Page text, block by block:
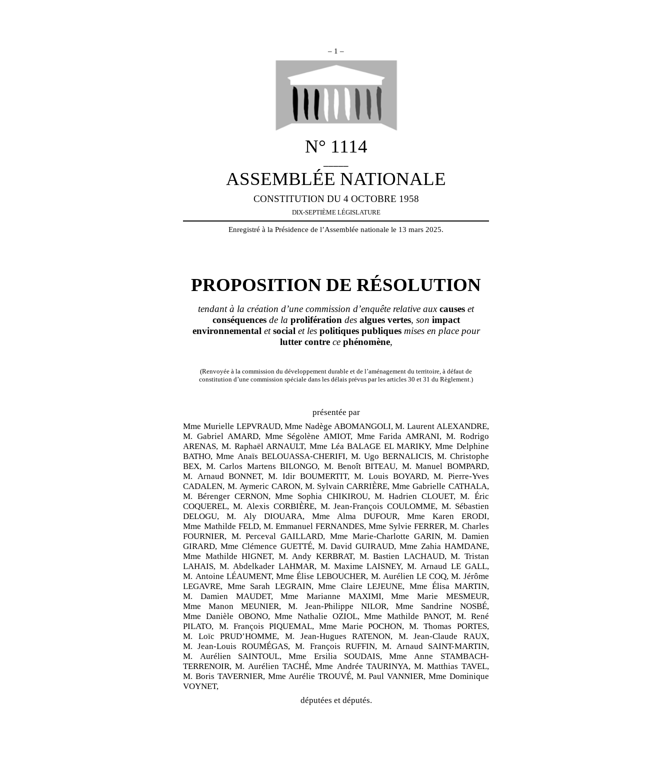
– 1 –
N° 1114
ASSEMBLÉE NATIONALE
CONSTITUTION DU 4 OCTOBRE 1958
DIX-SEPTIÈME LÉGISLATURE
Enregistré à la Présidence de l’Assemblée nationale le 13 mars 2025.
PROPOSITION DE RÉSOLUTION
tendant à la création d’une commission d’enquête relative auxcauses et
conséquencesde la proliférationdes algues vertes, son impact
environnementaletsocialet les politiques publiquesmises en place pour
lutter contrece phénomène,
(Renvoyée à la commission du développement durable et de l’aménagement du territoire, à défaut de
constitution d’une commission spéciale dans les délais prévus par les articles 30 et 31 du Règlement.)
présentée par
Mme Murielle LEPVRAUD, Mme Nadège ABOMANGOLI, M. Laurent ALEXANDRE,
M. Gabriel AMARD, Mme Ségolène AMIOT, Mme Farida AMRANI, M. Rodrigo
ARENAS, M. Raphaël ARNAULT, Mme Léa BALAGE EL MARIKY, Mme Delphine
BATHO, Mme Anaïs BELOUASSA-CHERIFI, M. Ugo BERNALICIS, M. Christophe
BEX, M. Carlos Martens BILONGO, M. Benoît BITEAU, M. Manuel BOMPARD,
M. Arnaud BONNET, M. Idir BOUMERTIT, M. Louis BOYARD, M. Pierre-Yves
CADALEN, M. Aymeric CARON, M. Sylvain CARRIÈRE, Mme Gabrielle CATHALA,
M. Bérenger CERNON, Mme Sophia CHIKIROU, M. Hadrien CLOUET, M. Éric
COQUEREL, M. Alexis CORBIÈRE, M. Jean-François COULOMME, M. Sébastien
DELOGU, M. Aly DIOUARA, Mme Alma DUFOUR, Mme Karen ERODI,
Mme Mathilde FELD, M. Emmanuel FERNANDES, Mme Sylvie FERRER, M. Charles
FOURNIER, M. Perceval GAILLARD, Mme Marie-Charlotte GARIN, M. Damien
GIRARD, Mme Clémence GUETTÉ, M. David GUIRAUD, Mme Zahia HAMDANE,
Mme Mathilde HIGNET, M. Andy KERBRAT, M. Bastien LACHAUD, M. Tristan
LAHAIS, M. Abdelkader LAHMAR, M. Maxime LAISNEY, M. Arnaud LE GALL,
M. Antoine LÉAUMENT, Mme Élise LEBOUCHER, M. Aurélien LE COQ, M. Jérôme
LEGAVRE, Mme Sarah LEGRAIN, Mme Claire LEJEUNE, Mme Élisa MARTIN,
M. Damien MAUDET, Mme Marianne MAXIMI, Mme Marie MESMEUR,
Mme Manon MEUNIER, M. Jean-Philippe NILOR, Mme Sandrine NOSBÉ,
Mme Danièle OBONO, Mme Nathalie OZIOL, Mme Mathilde PANOT, M. René
PILATO, M. François PIQUEMAL, Mme Marie POCHON, M. Thomas PORTES,
M. Loïc PRUD’HOMME, M. Jean-Hugues RATENON, M. Jean-Claude RAUX,
M. Jean-Louis ROUMÉGAS, M. François RUFFIN, M. Arnaud SAINT-MARTIN,
M. Aurélien SAINTOUL, Mme Ersilia SOUDAIS, Mme Anne STAMBACH-
TERRENOIR, M. Aurélien TACHÉ, Mme Andrée TAURINYA, M. Matthias TAVEL,
M. Boris TAVERNIER, Mme Aurélie TROUVÉ, M. Paul VANNIER, Mme Dominique
VOYNET,
députées et députés.